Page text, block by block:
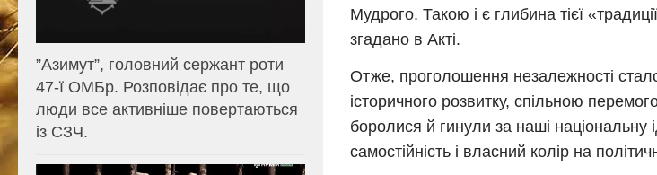
Мудрого. Такою і є глибина тієї
згадано в Акті.
Отже, проголошення незалежності
історичного розвитку, спільною
боролися й гинули за наші національну
самостійність і власний колір на
⁨”Азимут”, головний сержант роти
47-ї ОМБр. Розповідає про те, що
люди все активніше повертаються
із СЗЧ.